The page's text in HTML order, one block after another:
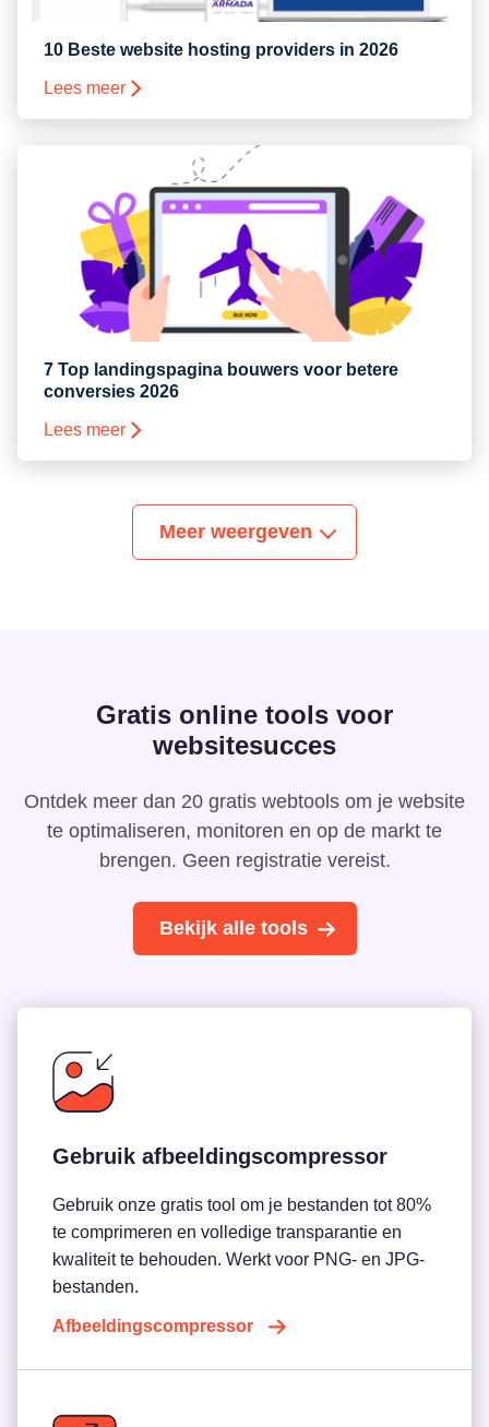
10 Beste website hosting providers in 2026
Lees meer
7 Top landingspagina bouwers voor betere
conversies 2026
Lees meer
Meer weergeven
Gratis online tools voor
websitesucces
Ontdek meer dan 20 gratis webtools om je website
te optimaliseren, monitoren en op de markt te
brengen. Geen registratie vereist.
Bekijk alle tools
Gebruik afbeeldingscompressor
Gebruik onze gratis tool om je bestanden tot 80%
te comprimeren en volledige transparantie en
kwaliteit te behouden. Werkt voor PNG- en JPG-
bestanden.
Afbeeldingscompressor